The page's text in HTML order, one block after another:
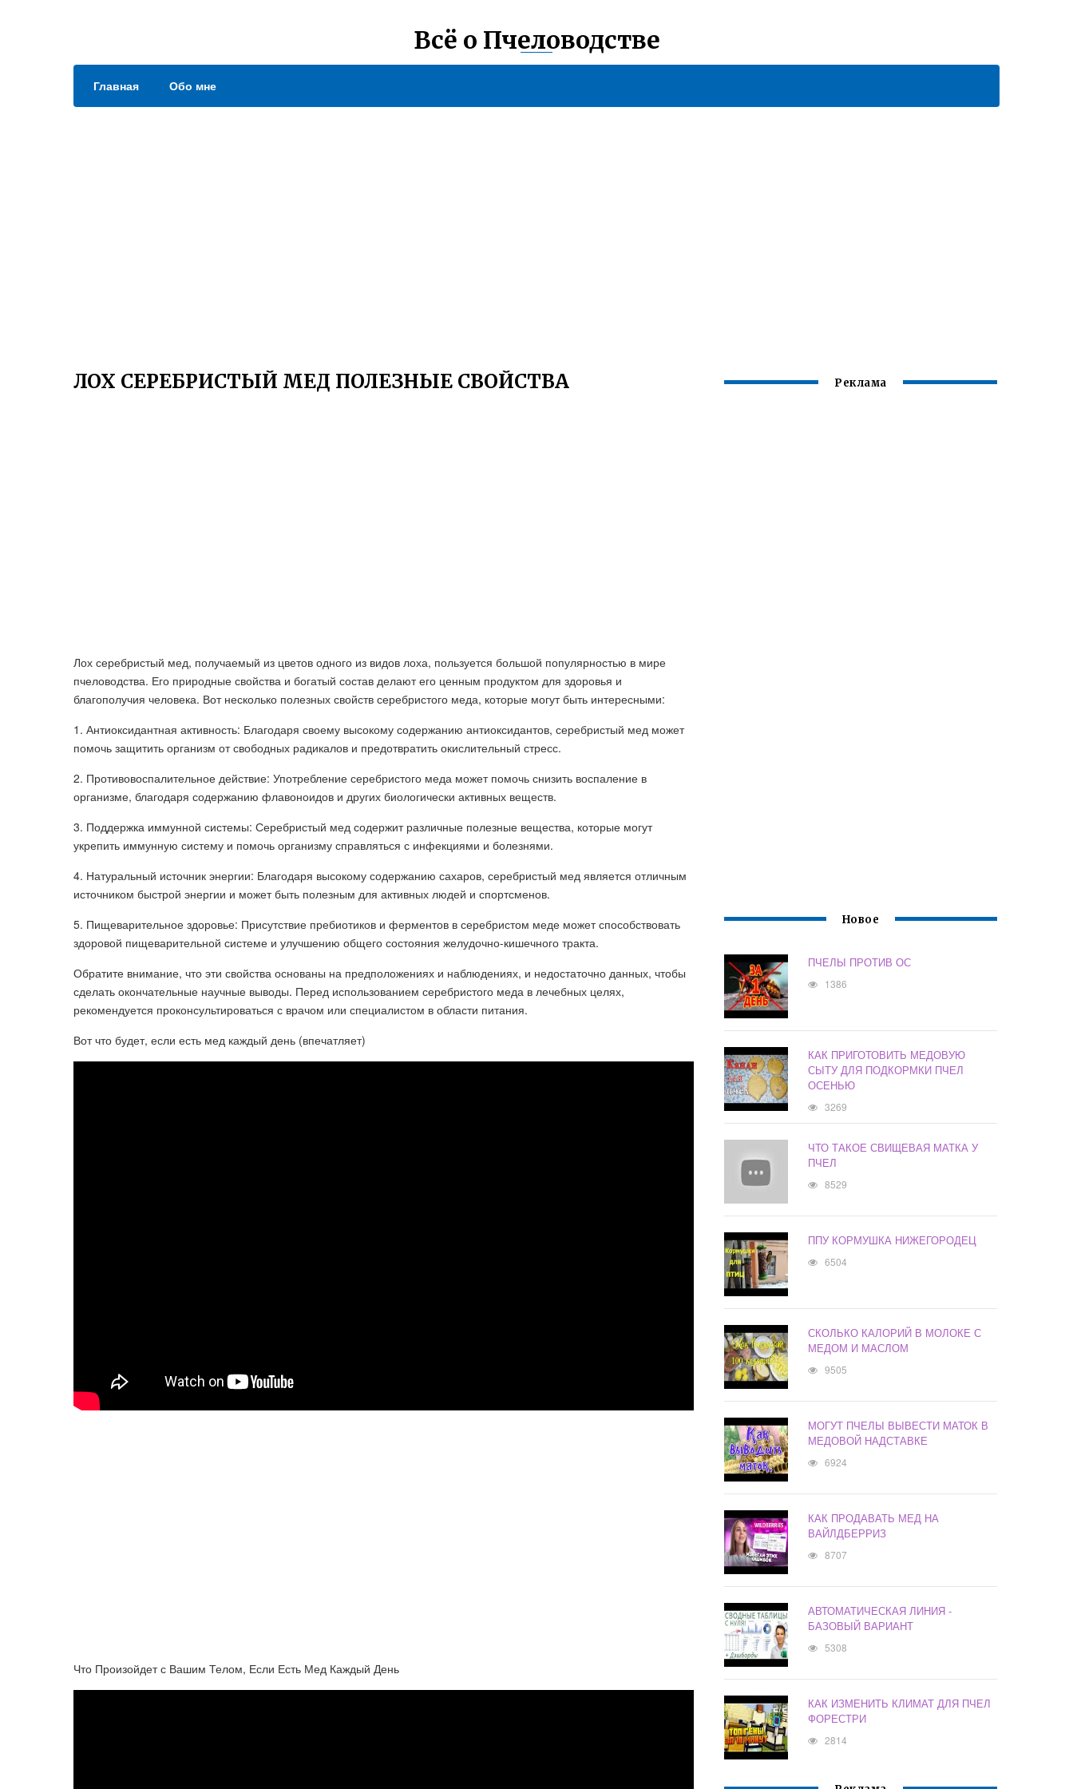
Всё о Пчеловодстве
Главная Обо мне
ЛОХ СЕРЕБРИСТЫЙ МЕД ПОЛЕЗНЫЕ СВОЙСТВА
Лох серебристый мед, получаемый из цветов одного из видов лоха, пользуется большой популярностью в мире
пчеловодства. Его природные свойства и богатый состав делают его ценным продуктом для здоровья и
благополучия человека. Вот несколько полезных свойств серебристого меда, которые могут быть интересными:
1. Антиоксидантная активность: Благодаря своему высокому содержанию антиоксидантов, серебристый мед может
помочь защитить организм от свободных радикалов и предотвратить окислительный стресс.
2. Противовоспалительное действие: Употребление серебристого меда может помочь снизить воспаление в
организме, благодаря содержанию флавоноидов и других биологически активных веществ.
3. Поддержка иммунной системы: Серебристый мед содержит различные полезные вещества, которые могут
укрепить иммунную систему и помочь организму справляться с инфекциями и болезнями.
4. Натуральный источник энергии: Благодаря высокому содержанию сахаров, серебристый мед является отличным
источником быстрой энергии и может быть полезным для активных людей и спортсменов.
5. Пищеварительное здоровье: Присутствие пребиотиков и ферментов в серебристом меде может способствовать
здоровой пищеварительной системе и улучшению общего состояния желудочно-кишечного тракта.
Обратите внимание, что эти свойства основаны на предположениях и наблюдениях, и недостаточно данных, чтобы
сделать окончательные научные выводы. Перед использованием серебристого меда в лечебных целях,
рекомендуется проконсультироваться с врачом или специалистом в области питания.
Вот что будет, если есть мед каждый день (впечатляет)
Что Произойдет с Вашим Телом, Если Есть Мед Каждый День
Реклама
Новое
ПЧЕЛЫ ПРОТИВ ОС
1386
КАК ПРИГОТОВИТЬ МЕДОВУЮ
СЫТУ ДЛЯ ПОДКОРМКИ ПЧЕЛ
ОСЕНЬЮ
3269
ЧТО ТАКОЕ СВИЩЕВАЯ МАТКА У
ПЧЕЛ
8529
ППУ КОРМУШКА НИЖЕГОРОДЕЦ
6504
СКОЛЬКО КАЛОРИЙ В МОЛОКЕ С
МЕДОМ И МАСЛОМ
9505
МОГУТ ПЧЕЛЫ ВЫВЕСТИ МАТОК В
МЕДОВОЙ НАДСТАВКЕ
6924
КАК ПРОДАВАТЬ МЕД НА
ВАЙЛДБЕРРИЗ
8707
АВТОМАТИЧЕСКАЯ ЛИНИЯ -
БАЗОВЫЙ ВАРИАНТ
5308
КАК ИЗМЕНИТЬ КЛИМАТ ДЛЯ ПЧЕЛ
ФОРЕСТРИ
2814